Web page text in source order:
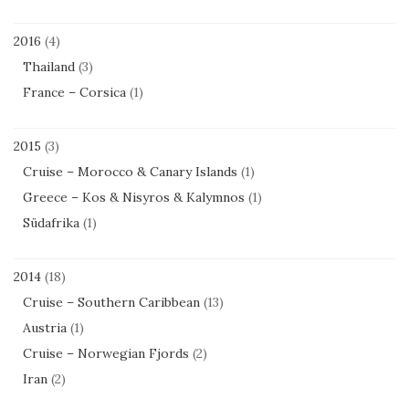
2016 (4)
Thailand (3)
France – Corsica (1)
2015 (3)
Cruise – Morocco & Canary Islands (1)
Greece – Kos & Nisyros & Kalymnos (1)
Südafrika (1)
2014 (18)
Cruise – Southern Caribbean (13)
Austria (1)
Cruise – Norwegian Fjords (2)
Iran (2)